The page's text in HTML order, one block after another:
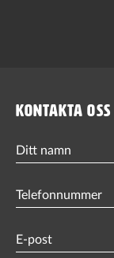
KONTAKTA OSS
Ditt
namn
Phone
(Obligatorisk)
Email
(Obligatorisk)